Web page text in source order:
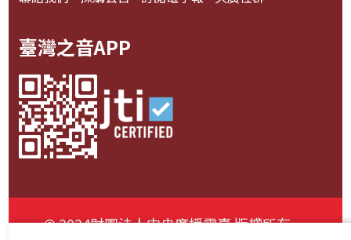
臺灣之音APP
© 2024財團法人中央廣播電臺 版權所有